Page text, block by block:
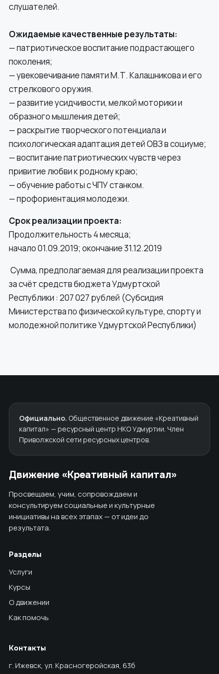
слушателей.
Ожидаемые качественные результаты:
— патриотическое воспитание подрастающего
поколения;
— увековечивание памяти М.Т. Калашникова и его
стрелкового оружия.
— развитие усидчивости, мелкой моторики и
образного мышления детей;
— раскрытие творческого потенциала и
психологическая адаптация детей ОВЗ в социуме;
— воспитание патриотических чувств через
привитие любви к родному краю;
— обучение работы с ЧПУ станком.
— профориентация молодежи.
Срок реализации проекта:
Продолжительность 4 месяца;
начало 01.09.2019; окончание 31.12.2019
Сумма, предполагаемая для реализации проекта
за счёт средств бюджета Удмуртской
Республики : 207 027 рублей (Субсидия
Министерства по физической культуре, спорту и
молодежной политике Удмуртской Республики)
Официально. Общественное движение «Креативный
капитал» — ресурсный центр НКО Удмуртии. Член
Приволжской сети ресурсных центров.
Движение «Креативный капитал»
Просвещаем, учим, сопровождаем и
консультируем социальные и культурные
инициативы на всех этапах — от идеи до
результата.
Разделы
Услуги
Курсы
О движении
Как помочь
Контакты
г. Ижевск, ул. Красногеройская, 63б